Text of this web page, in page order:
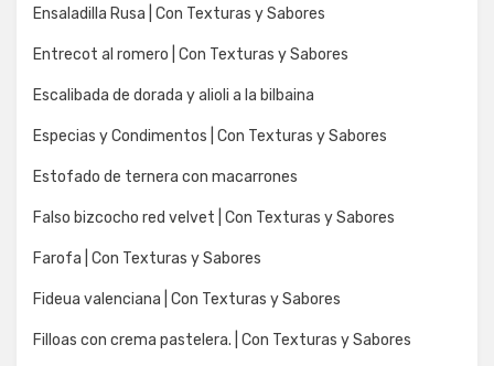
Ensaladilla Rusa | Con Texturas y Sabores
Entrecot al romero | Con Texturas y Sabores
Escalibada de dorada y alioli a la bilbaina
Especias y Condimentos | Con Texturas y Sabores
Estofado de ternera con macarrones
Falso bizcocho red velvet | Con Texturas y Sabores
Farofa | Con Texturas y Sabores
Fideua valenciana | Con Texturas y Sabores
Filloas con crema pastelera. | Con Texturas y Sabores